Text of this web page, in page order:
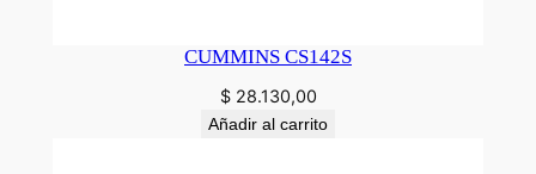
CUMMINS CS142S
$28.130,00
Añadir al carrito